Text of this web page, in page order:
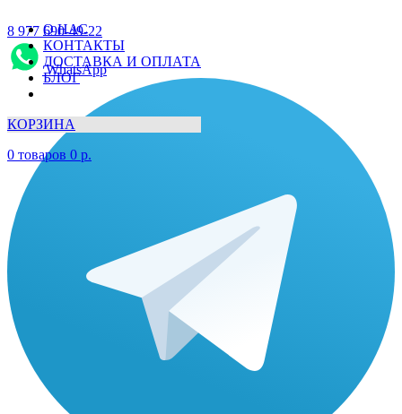
О НАС
КОНТАКТЫ
ДОСТАВКА И ОПЛАТА
БЛОГ
КОРЗИНА
0 товаров 0 р.
8 977 690-49-22
WhatsApp